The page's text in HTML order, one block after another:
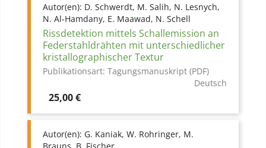
Autor(en): D. Schwerdt, M. Salih, N. Lesnych,
N. Al-Hamdany, E. Maawad, N. Schell
Rissdetektion mittels Schallemission an
Federstahldrähten mit unterschiedlicher
kristallographischer Textur
Publikationsart: Tagungsmanuskript (PDF)
Deutsch
Preis
25,00 €
Autor(en): G. Kaniak, W. Rohringer, M.